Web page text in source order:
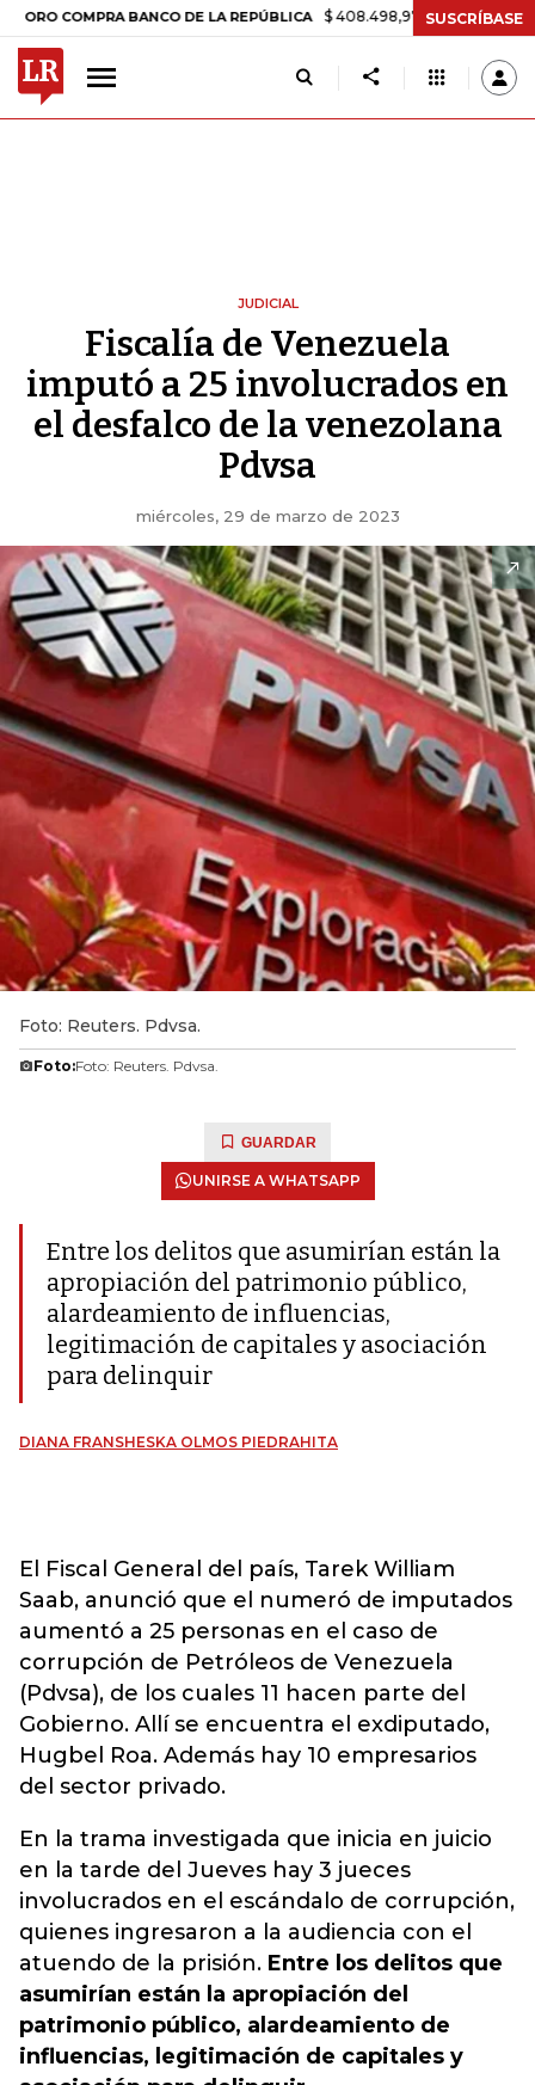
BANCO DE LA REPÚBLICA $ 408.498,97 +$ 8.753,81 +2,19%
SUSCRÍBASE
JUDICIAL
Fiscalía de Venezuela
imputó a 25 involucrados en
el desfalco de la venezolana
Pdvsa
miércoles, 29 de marzo de 2023
Foto: Reuters. Pdvsa.
Foto:Foto: Reuters. Pdvsa.
GUARDAR
UNIRSE A WHATSAPP
Entre los delitos que asumirían están la
apropiación del patrimonio público,
alardeamiento de influencias,
legitimación de capitales y asociación
para delinquir
DIANA FRANSHESKA OLMOS PIEDRAHITA
El Fiscal General del país, Tarek William
Saab, anunció que el numeró de imputados
aumentó a 25 personas en el caso de
corrupción de Petróleos de Venezuela
(Pdvsa), de los cuales 11 hacen parte del
Gobierno. Allí se encuentra el exdiputado,
Hugbel Roa. Además hay 10 empresarios
del sector privado.
En la trama investigada que inicia en juicio
en la tarde del Jueves hay 3 jueces
involucrados en el escándalo de corrupción,
quienes ingresaron a la audiencia con el
atuendo de la prisión. Entre los delitos que
asumirían están la apropiación del
patrimonio público, alardeamiento de
influencias, legitimación de capitales y